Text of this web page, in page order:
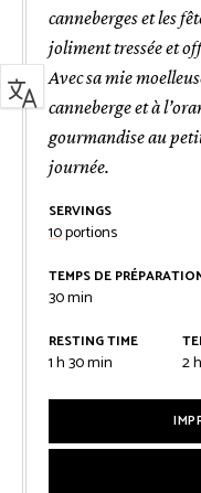
canneberges et les
joliment tressée et
Avec sa mie
canneberge et à
gourmandise au
journée.
SERVINGS
10portions
TEMPS DE
30minutes
min
RESTING TIME
1heure
h30minutes
min 2h